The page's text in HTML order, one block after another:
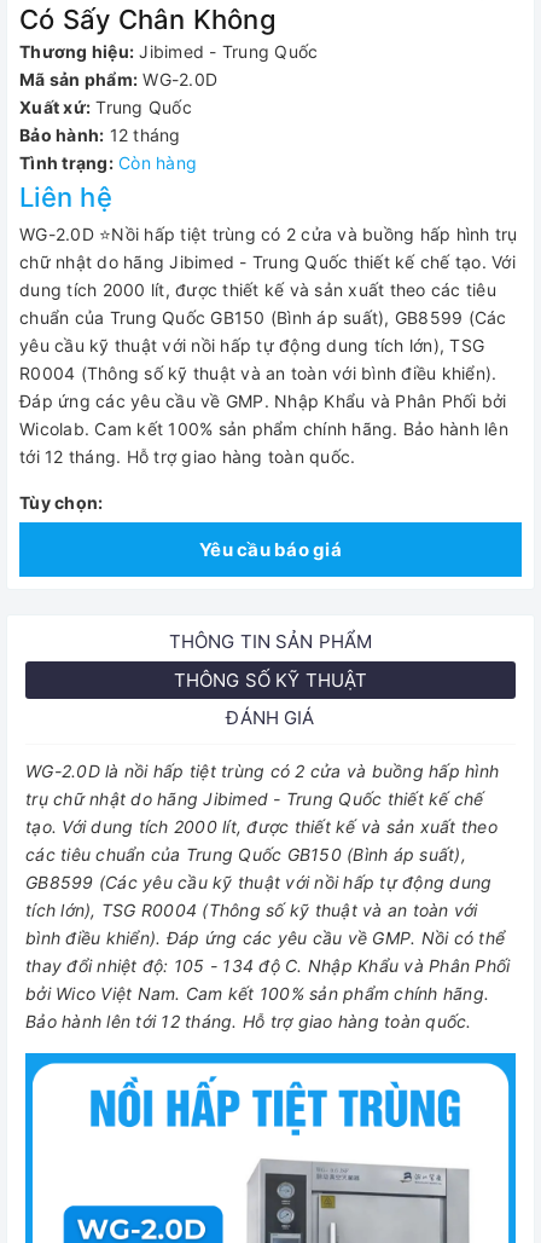
Có Sấy Chân Không
Thương hiệu: Jibimed - Trung Quốc
Mã sản phẩm: WG-2.0D
Xuất xứ: Trung Quốc
Bảo hành: 12 tháng
Tình trạng: Còn hàng
Liên hệ
WG-2.0D ⭐Nồi hấp tiệt trùng có 2 cửa và buồng hấp hình trụ
chữ nhật do hãng Jibimed - Trung Quốc thiết kế chế tạo. Với
dung tích 2000 lít, được thiết kế và sản xuất theo các tiêu
chuẩn của Trung Quốc GB150 (Bình áp suất), GB8599 (Các
yêu cầu kỹ thuật với nồi hấp tự động dung tích lớn), TSG
R0004 (Thông số kỹ thuật và an toàn với bình điều khiển).
Đáp ứng các yêu cầu về GMP. Nhập Khẩu và Phân Phối bởi
Wicolab. Cam kết 100% sản phẩm chính hãng. Bảo hành lên
tới 12 tháng. Hỗ trợ giao hàng toàn quốc.
Tùy chọn:
Yêu cầu báo giá
THÔNG TIN SẢN PHẨM
THÔNG SỐ KỸ THUẬT
ĐÁNH GIÁ
WG-2.0D là nồi hấp tiệt trùng có 2 cửa và buồng hấp hình
trụ chữ nhật do hãng Jibimed - Trung Quốc thiết kế chế
tạo. Với dung tích 2000 lít, được thiết kế và sản xuất theo
các tiêu chuẩn của Trung Quốc GB150 (Bình áp suất),
GB8599 (Các yêu cầu kỹ thuật với nồi hấp tự động dung
tích lớn), TSG R0004 (Thông số kỹ thuật và an toàn với
bình điều khiển). Đáp ứng các yêu cầu về GMP. Nồi có thể
thay đổi nhiệt độ: 105 - 134 độ C. Nhập Khẩu và Phân Phối
bởi Wico Việt Nam. Cam kết 100% sản phẩm chính hãng.
Bảo hành lên tới 12 tháng. Hỗ trợ giao hàng toàn quốc.